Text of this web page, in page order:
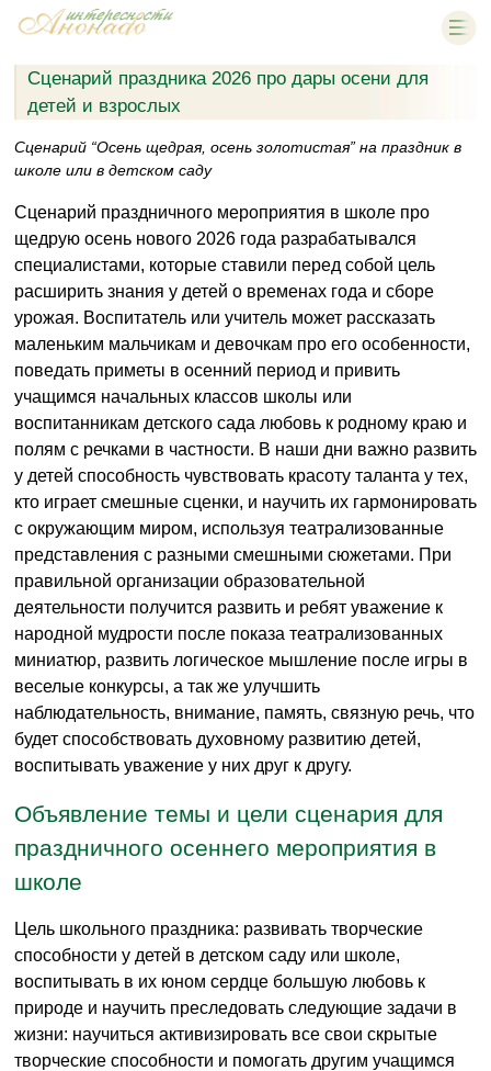
Сценарий праздника 2026 про дары осени для
детей и взрослых
Сценарий “Осень щедрая, осень золотистая” на праздник в
школе или в детском саду
Сценарий праздничного мероприятия в школе про
щедрую осень нового 2026 года разрабатывался
специалистами, которые ставили перед собой цель
расширить знания у детей о временах года и сборе
урожая. Воспитатель или учитель может рассказать
маленьким мальчикам и девочкам про его особенности,
поведать приметы в осенний период и привить
учащимся начальных классов школы или
воспитанникам детского сада любовь к родному краю и
полям с речками в частности. В наши дни важно развить
у детей способность чувствовать красоту таланта у тех,
кто играет смешные сценки, и научить их гармонировать
с окружающим миром, используя театрализованные
представления с разными смешными сюжетами. При
правильной организации образовательной
деятельности получится развить и ребят уважение к
народной мудрости после показа театрализованных
миниатюр, развить логическое мышление после игры в
веселые конкурсы, а так же улучшить
наблюдательность, внимание, память, связную речь, что
будет способствовать духовному развитию детей,
воспитывать уважение у них друг к другу.
Объявление темы и цели сценария для
праздничного осеннего мероприятия в
школе
Цель школьного праздника: развивать творческие
способности у детей в детском саду или школе,
воспитывать в их юном сердце большую любовь к
природе и научить преследовать следующие задачи в
жизни: научиться активизировать все свои скрытые
творческие способности и помогать другим учащимся